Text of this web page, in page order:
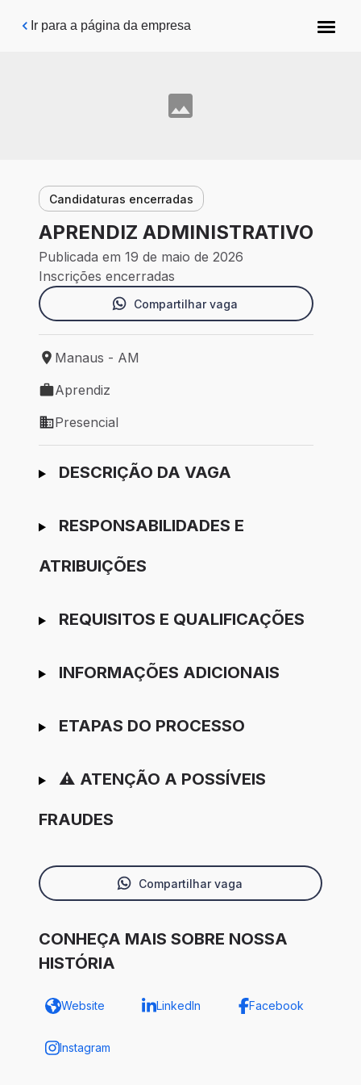
Pular para o conteúdo principal
Ir para a página da empresa
Candidaturas encerradas
APRENDIZ ADMINISTRATIVO
Publicada em 19 de maio de 2026
Inscrições encerradas
Compartilhar vaga
Local de trabalho: Manaus - AM
Manaus - AM
Tipo de vaga: Aprendiz
Aprendiz
Modelo de trabalho: Presencial
Presencial
Ir para candidatura
DESCRIÇÃO DA VAGA
RESPONSABILIDADES E
ATRIBUIÇÕES
REQUISITOS E QUALIFICAÇÕES
INFORMAÇÕES ADICIONAIS
ETAPAS DO PROCESSO
⚠️ ATENÇÃO A POSSÍVEIS
FRAUDES
Compartilhar vaga
CONHEÇA MAIS SOBRE NOSSA
HISTÓRIA
Website LinkedIn Facebook
Instagram